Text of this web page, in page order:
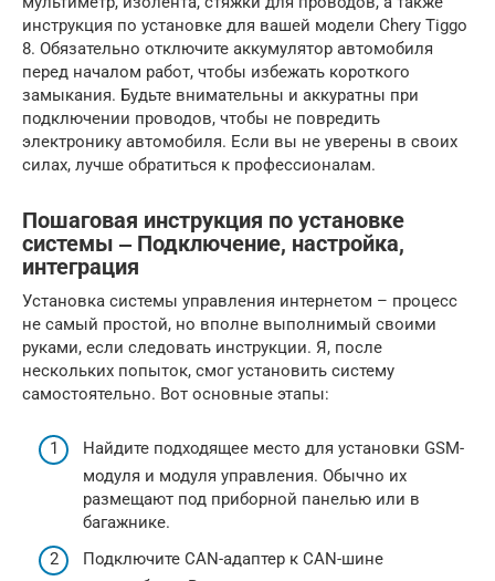
инструкция по установке для вашей модели Chery Tiggo
8. Обязательно отключите аккумулятор автомобиля
перед началом работ, чтобы избежать короткого
замыкания. Будьте внимательны и аккуратны при
подключении проводов, чтобы не повредить
электронику автомобиля. Если вы не уверены в своих
силах, лучше обратиться к профессионалам.
Пошаговая инструкция по установке
системы ‒ Подключение, настройка,
интеграция
Установка системы управления интернетом – процесс
не самый простой, но вполне выполнимый своими
руками, если следовать инструкции. Я, после
нескольких попыток, смог установить систему
самостоятельно. Вот основные этапы:
Найдите подходящее место для установки GSM-
модуля и модуля управления. Обычно их
размещают под приборной панелью или в
багажнике.
Подключите CAN-адаптер к CAN-шине